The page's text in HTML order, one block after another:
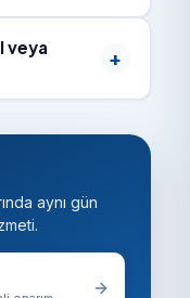
veya
aynı gün